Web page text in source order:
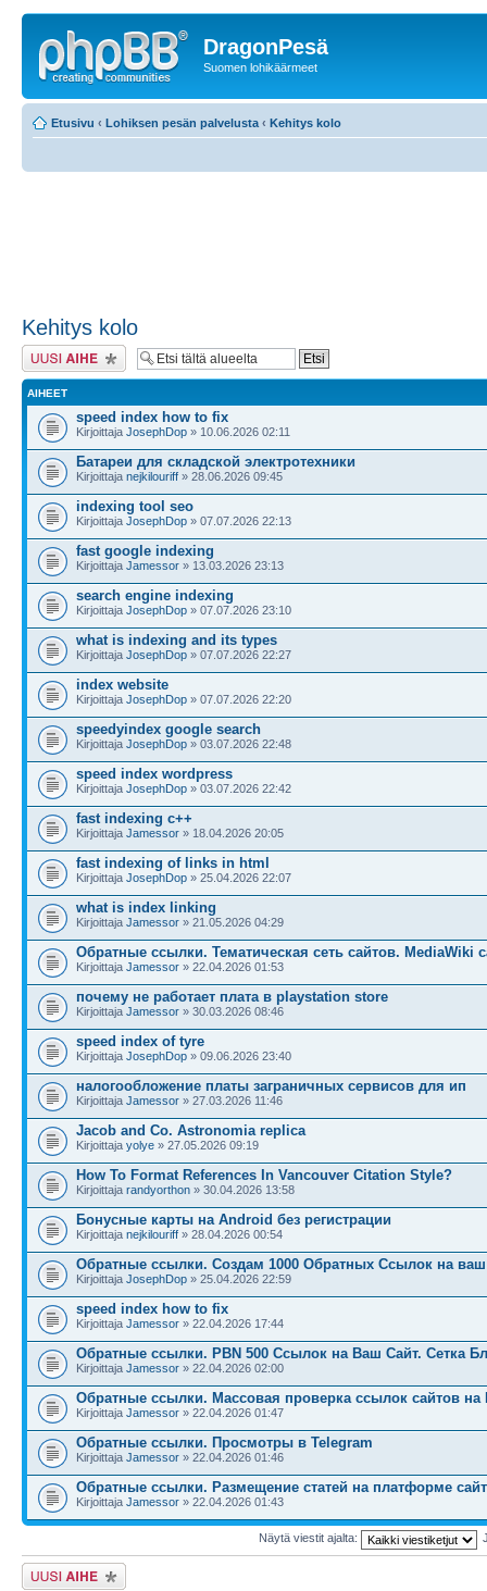
DragonPesä
Suomen lohikäärmeet
Etusivu ‹ Lohiksen pesän palvelusta ‹ Kehitys kolo
Kehitys kolo
Lähetä uusi viesti
AIHEET
speed index how to fix
Kirjoittaja JosephDop » 10.06.2026 02:11
Батареи для складской электротехники
Kirjoittaja nejkilouriff » 28.06.2026 09:45
indexing tool seo
Kirjoittaja JosephDop » 07.07.2026 22:13
fast google indexing
Kirjoittaja Jamessor » 13.03.2026 23:13
search engine indexing
Kirjoittaja JosephDop » 07.07.2026 23:10
what is indexing and its types
Kirjoittaja JosephDop » 07.07.2026 22:27
index website
Kirjoittaja JosephDop » 07.07.2026 22:20
speedyindex google search
Kirjoittaja JosephDop » 03.07.2026 22:48
speed index wordpress
Kirjoittaja JosephDop » 03.07.2026 22:42
fast indexing c++
Kirjoittaja Jamessor » 18.04.2026 20:05
fast indexing of links in html
Kirjoittaja JosephDop » 25.04.2026 22:07
what is index linking
Kirjoittaja Jamessor » 21.05.2026 04:29
Обратные ссылки. Тематическая сеть сайтов. MediaWiki
Kirjoittaja Jamessor » 22.04.2026 01:53
почему не работает плата в playstation store
Kirjoittaja Jamessor » 30.03.2026 08:46
speed index of tyre
Kirjoittaja JosephDop » 09.06.2026 23:40
налогообложение платы заграничных сервисов для ип
Kirjoittaja Jamessor » 27.03.2026 11:46
Jacob and Co. Astronomia replica
Kirjoittaja yolye » 27.05.2026 09:19
How To Format References In Vancouver Citation Style?
Kirjoittaja randyorthon » 30.04.2026 13:58
Бонусные карты на Android без регистрации
Kirjoittaja nejkilouriff » 28.04.2026 00:54
Обратные ссылки. Создам 1000 Обратных Ссылок на ваш
Kirjoittaja JosephDop » 25.04.2026 22:59
speed index how to fix
Kirjoittaja Jamessor » 22.04.2026 17:44
Обратные ссылки. PBN 500 Ссылок на Ваш Сайт. Сетка
Kirjoittaja Jamessor » 22.04.2026 02:00
Обратные ссылки. Массовая проверка ссылок сайтов на
Kirjoittaja Jamessor » 22.04.2026 01:47
Обратные ссылки. Просмотры в Telegram
Kirjoittaja Jamessor » 22.04.2026 01:46
Обратные ссылки. Размещение статей на платформе
Kirjoittaja Jamessor » 22.04.2026 01:43
Näytä viestit ajalta:
Lähetä uusi viesti